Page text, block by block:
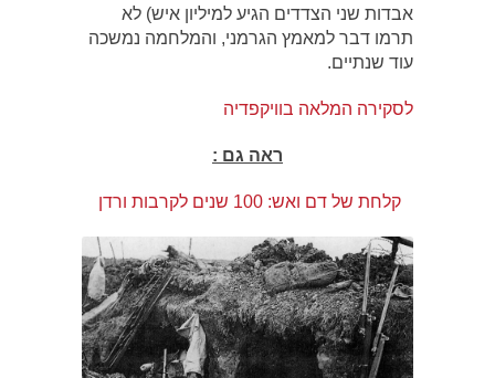
אבדות שני הצדדים הגיע למיליון איש) לא
תרמו דבר למאמץ הגרמני, והמלחמה נמשכה
עוד שנתיים.
לסקירה המלאה בוויקפדיה
ראה גם :
קלחת של דם ואש: 100 שנים לקרבות ורדן